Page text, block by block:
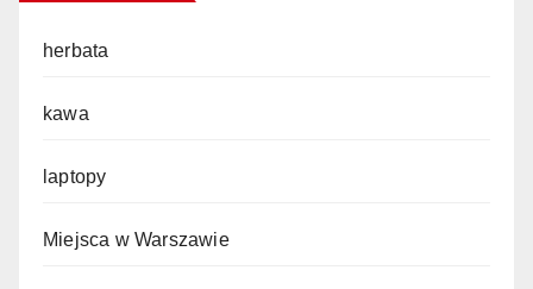
herbata
kawa
laptopy
Miejsca w Warszawie